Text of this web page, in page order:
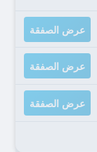
عرض الصفقة
عرض الصفقة
عرض الصفقة